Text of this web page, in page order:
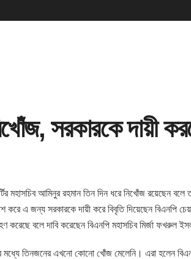
সরকারকে দায়ী
মহাসচিব আমিনুর রহমান তিন দিন ধরে নিখোঁজ রয়েছেন বলে
এ জন্য সরকারকে দায়ী করে বিবৃতি দিয়েছেন বিএনপি
করেছে বলে দাবি করেছেন বিএনপি মহাসচিব মির্জা ফখরুল
তিনজনের এখনো কোনো খোঁজ মেলেনি। এরা হলেন